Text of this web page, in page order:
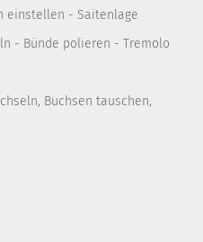
einstellen - Saitenlage
- Bünde polieren - Tremolo
Buchsen tauschen,